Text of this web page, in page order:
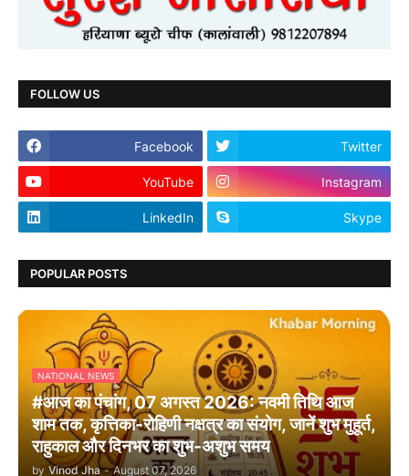
FOLLOW US
Facebook Twitter
YouTube Instagram
LinkedIn Skype
POPULAR POSTS
NATIONAL NEWS
#आज का पंचांग, 07 अगस्त 2026: नवमी तिथि आज
शाम तक, कृत्तिका-रोहिणी नक्षत्र का संयोग, जानें शुभ मुहूर्त,
राहुकाल और दिनभर का शुभ-अशुभ समय
by Vinod Jha - August 07, 2026